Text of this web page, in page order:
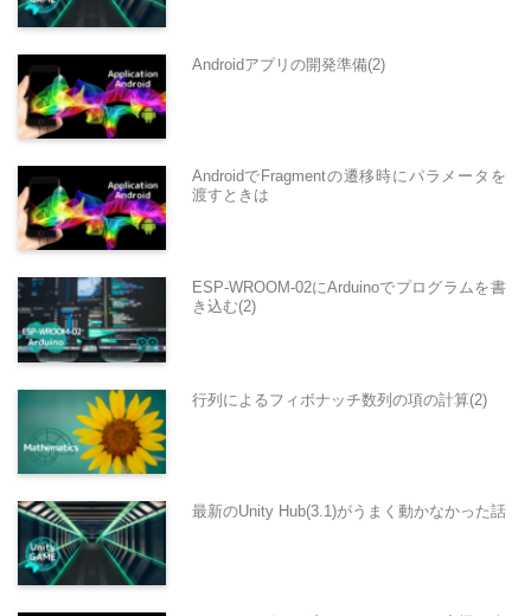
Androidアプリの開発準備(2)
AndroidでFragmentの遷移時にパラメータを
渡すときは
ESP-WROOM-02にArduinoでプログラムを書
き込む(2)
行列によるフィボナッチ数列の項の計算(2)
最新のUnity Hub(3.1)がうまく動かなかった話